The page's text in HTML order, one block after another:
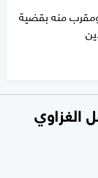
منه بقضية
الغزاوي